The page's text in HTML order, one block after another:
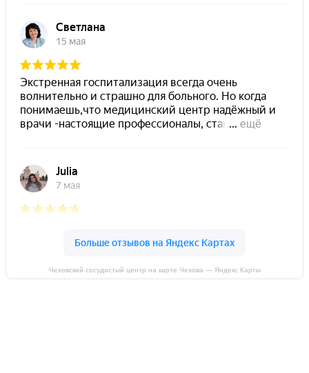
Чеховский сосудистый центр на карте Чехова — Яндекс Карты